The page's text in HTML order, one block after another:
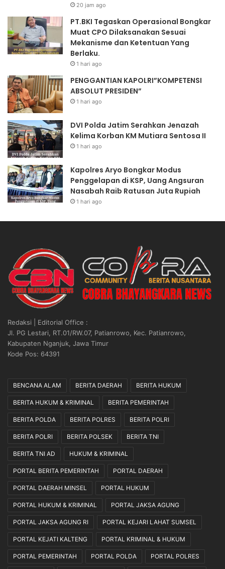
20 jam ago
PT.BKI Tegaskan Operasional Bongkar
Muat CPO Dilaksanakan Sesuai
Mekanisme dan Ketentuan Yang
Berlaku.
1 hari ago
PENGGANTIAN KAPOLRI”KOMPETENSI
ABSOLUT PRESIDEN”
1 hari ago
DVI Polda Jatim Serahkan Jenazah
Kelima Korban KM Mutiara Sentosa II
1 hari ago
Kapolres Aryo Bongkar Modus
Penggelapan di KSP, Uang Angsuran
Nasabah Raib Ratusan Juta Rupiah
1 hari ago
Redaksi | Editorial Office :
Jl. PG Lestari, RT.01/RW.07, Patianrowo, Kec. Patianrowo,
Kabupaten Nganjuk, Jawa Timur
Kode Pos: 64391
BENCANA ALAM BERITA DAERAH BERITA HUKUM
BERITA HUKUM & KRIMINAL BERITA PEMERINTAH
BERITA POLDA BERITA POLRES BERITA POLRI
BERITA POLRI BERITA POLSEK BERITA TNI
BERITA TNI AD HUKUM & KRIMINAL
PORTAL BERITA PEMERINTAH PORTAL DAERAH
PORTAL DAERAH MINSEL PORTAL HUKUM
PORTAL HUKUM & KRIMINAL PORTAL JAKSA AGUNG
PORTAL JAKSA AGUNG RI PORTAL KEJARI LAHAT SUMSEL
PORTAL KEJATI KALTENG PORTAL KRIMINAL & HUKUM
PORTAL PEMERINTAH PORTAL POLDA PORTAL POLRES